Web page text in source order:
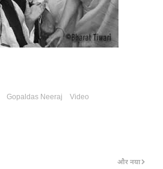
Gopaldas Neeraj Video
और नया